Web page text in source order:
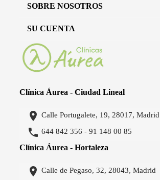
SOBRE NOSOTROS
SU CUENTA
Clínica Áurea - Ciudad Lineal
 Calle Portugalete, 19, 28017, Madrid
 644 842 356 -91 148 00 85
Clínica Áurea - Hortaleza
 Calle de Pegaso, 32, 28043, Madrid